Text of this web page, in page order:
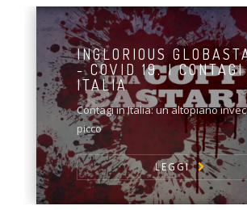
INGLORIOUS
- COVID 19. I
ITALIA
Contagi in Italia: un altopiano
picco
LEGGI